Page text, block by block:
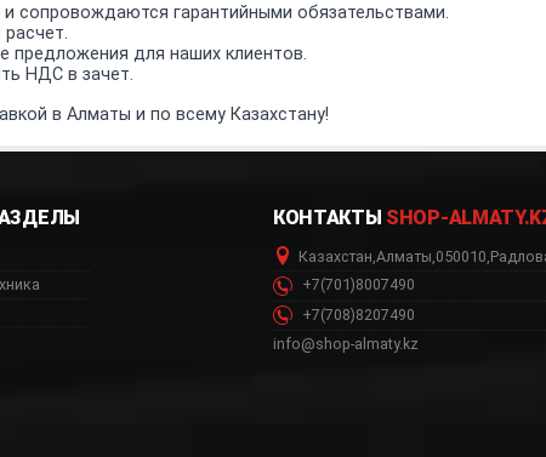
сопровождаются гарантийными обязательствами.
предложения для наших клиентов.
НДС в зачет.
в Алматы и по всему Казахстану!
КОНТАКТЫ SHOP-
Казахстан Алматы 050010
+7(701)8007490
+7(708)8207490
info@shop-almaty.kz